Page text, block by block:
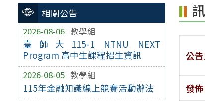
相關公告
2026-08-06 教學組
臺師大115-1 NTNU NEXT
Program 高中生課程招生資訊
2026-08-05 教學組
115年金融知識線上競賽活動辦法
公
發